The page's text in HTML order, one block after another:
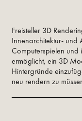
Freisteller 3D
Innenarchitektur- und
Computerspielen und
ermöglicht, ein 3D
Hintergründe
neu rendern zu